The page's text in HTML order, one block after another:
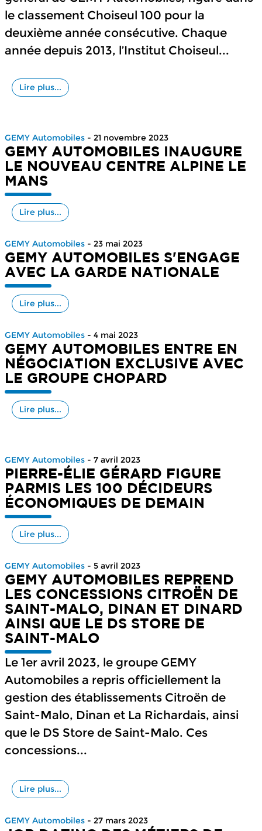
le classement Choiseul 100 pour la
deuxième année consécutive. Chaque
année depuis 2013, l’Institut Choiseul...
Lire plus...
GEMY Automobiles - 21 novembre 2023
GEMY AUTOMOBILES INAUGURE
LE NOUVEAU CENTRE ALPINE LE
MANS
Lire plus...
GEMY Automobiles - 23 mai 2023
GEMY AUTOMOBILES S'ENGAGE
AVEC LA GARDE NATIONALE
Lire plus...
GEMY Automobiles - 4 mai 2023
GEMY AUTOMOBILES ENTRE EN
NÉGOCIATION EXCLUSIVE AVEC
LE GROUPE CHOPARD
Lire plus...
GEMY Automobiles - 7 avril 2023
PIERRE-ÉLIE GÉRARD FIGURE
PARMIS LES 100 DÉCIDEURS
ÉCONOMIQUES DE DEMAIN
Lire plus...
GEMY Automobiles - 5 avril 2023
GEMY AUTOMOBILES REPREND
LES CONCESSIONS CITROËN DE
SAINT-MALO, DINAN ET DINARD
AINSI QUE LE DS STORE DE
SAINT-MALO
Le 1er avril 2023, le groupe GEMY
Automobiles a repris officiellement la
gestion des établissements Citroën de
Saint-Malo, Dinan et La Richardais, ainsi
que le DS Store de Saint-Malo. Ces
concessions...
Lire plus...
GEMY Automobiles - 27 mars 2023